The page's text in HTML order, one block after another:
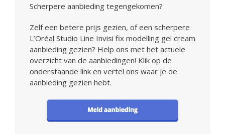
Scherpere aanbieding tegengekomen?
Zelf een betere prijs gezien, of een scherpere
L’Oréal Studio Line Invisi fix modelling gel cream
aanbieding gezien? Help ons met het actuele
overzicht van de aanbiedingen! Klik op de
onderstaande link en vertel ons waar je de
aanbieding gezien hebt.